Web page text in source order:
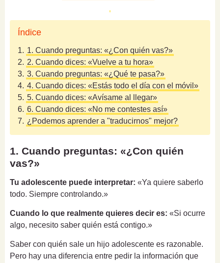
Índice
1. 1. Cuando preguntas: «¿Con quién vas?»
2. 2. Cuando dices: «Vuelve a tu hora»
3. 3. Cuando preguntas: «¿Qué te pasa?»
4. 4. Cuando dices: «Estás todo el día con el móvil»
5. 5. Cuando dices: «Avísame al llegar»
6. 6. Cuando dices: «No me contestes así»
7. ¿Podemos aprender a "traducirnos" mejor?
1. Cuando preguntas: «¿Con quién
vas?»
Tu adolescente puede interpretar: «Ya quiere saberlo
todo. Siempre controlando.»
Cuando lo que realmente quieres decir es: «Si ocurre
algo, necesito saber quién está contigo.»
Saber con quién sale un hijo adolescente es razonable.
Pero hay una diferencia entre pedir la información que